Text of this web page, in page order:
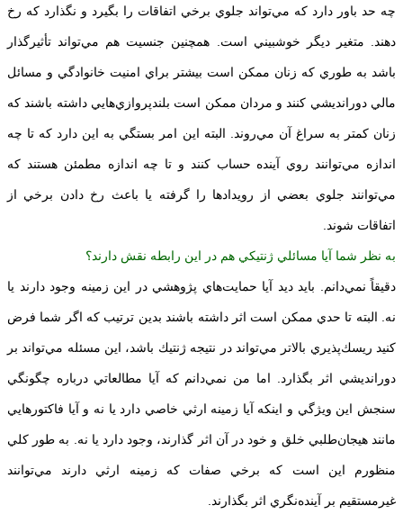
چه حد باور دارد كه مي‌تواند جلوي برخي اتفاقات را بگيرد و نگذارد كه رخ
دهند. متغير ديگر خوشبيني است. همچنين جنسيت هم مي‌تواند تأثيرگذار
باشد به طوري كه زنان ممكن است بيشتر براي امنيت خانوادگي و مسائل
مالي دورانديشي كنند و مردان ممكن است بلندپروازي‌هايي داشته باشند كه
زنان كمتر به سراغ آن مي‌روند. البته اين امر بستگي به اين دارد كه تا چه
اندازه مي‌توانند روي آينده حساب كنند و تا چه اندازه مطمئن هستند كه
مي‌توانند جلوي بعضي از رويدادها را گرفته يا باعث رخ دادن برخي از
اتفاقات شوند.
به نظر شما آيا مسائلي ژنتيكي هم در اين رابطه نقش دارند؟
دقيقاً نمي‌دانم. بايد ديد آيا حمايت‌هاي پژوهشي در اين زمينه وجود دارند يا
نه. البته تا حدي ممكن است اثر داشته باشند بدين ترتيب كه اگر شما فرض
كنيد ريسك‌پذيري بالاتر مي‌تواند در نتيجه ژنتيك باشد، اين مسئله مي‌تواند بر
دورانديشي اثر بگذارد. اما من نمي‌دانم كه آيا مطالعاتي درباره چگونگي
سنجش اين ويژگي و اينكه آيا زمينه ارثي خاصي دارد يا نه و آيا فاكتورهايي
مانند هيجان‌طلبي خلق و خود در آن اثر گذارند، وجود دارد يا نه. به طور كلي
منظورم اين است كه برخي صفات كه زمينه ارثي دارند مي‌توانند
غيرمستقيم بر آينده‌نگري اثر بگذارند.